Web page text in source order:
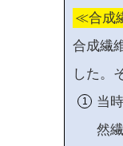
≪合成
合成繊
した。
当
然